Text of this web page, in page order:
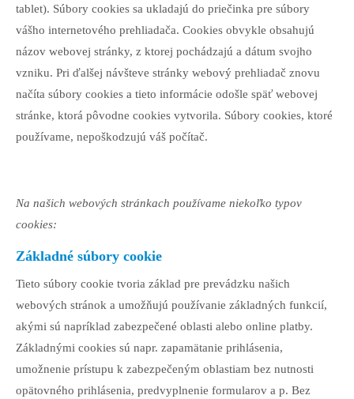
tablet). Súbory cookies sa ukladajú do priečinka pre súbory
vášho internetového prehliadača. Cookies obvykle obsahujú
názov webovej stránky, z ktorej pochádzajú a dátum svojho
vzniku. Pri ďalšej návšteve stránky webový prehliadač znovu
načíta súbory cookies a tieto informácie odošle späť webovej
stránke, ktorá pôvodne cookies vytvorila. Súbory cookies, ktoré
používame, nepoškodzujú váš počítač.
Na našich webových stránkach používame niekoľko typov
cookies:
Základné súbory cookie
Tieto súbory cookie tvoria základ pre prevádzku našich
webových stránok a umožňujú používanie základných funkcií,
akými sú napríklad zabezpečené oblasti alebo online platby.
Základnými cookies sú napr. zapamätanie prihlásenia,
umožnenie prístupu k zabezpečeným oblastiam bez nutnosti
opätovného prihlásenia, predvyplnenie formularov a p. Bez